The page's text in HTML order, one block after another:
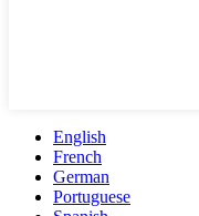
English
French
German
Portuguese